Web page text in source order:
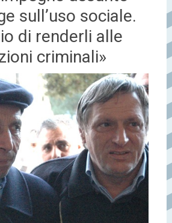
sull’uso sociale.
di renderli alle
criminali»